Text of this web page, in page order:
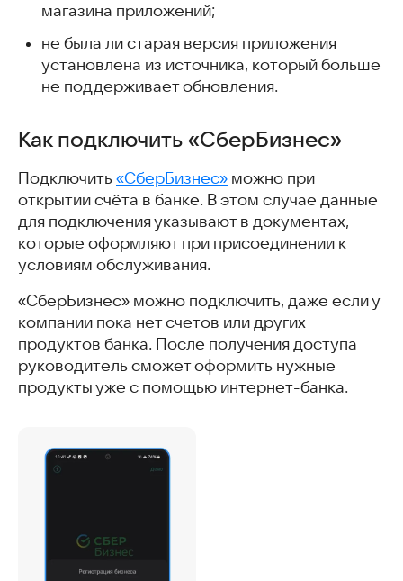
магазина приложений;
не была ли старая версия приложения
установлена из источника, который больше
не поддерживает обновления.
Как подключить «СберБизнес»
Подключить «СберБизнес» можно при
открытии счёта в банке. В этом случае данные
для подключения указывают в документах,
которые оформляют при присоединении к
условиям обслуживания.
«СберБизнес» можно подключить, даже если у
компании пока нет счетов или других
продуктов банка. После получения доступа
руководитель сможет оформить нужные
продукты уже с помощью интернет-банка.